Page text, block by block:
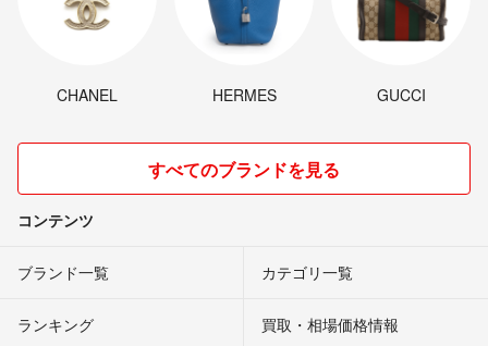
CHANEL HERMES GUCCI
すべてのブランドを見る
コンテンツ
ブランド一覧 カテゴリ一覧
ランキング 買取・相場価格情報